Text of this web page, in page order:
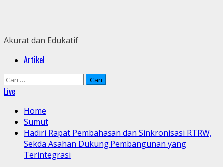
Akurat dan Edukatif
PrimaryArtikel
Cari
untuk:
Live
Home
Sumut
Hadiri Rapat Pembahasan dan Sinkronisasi RTRW,
Sekda Asahan Dukung Pembangunan yang
Terintegrasi